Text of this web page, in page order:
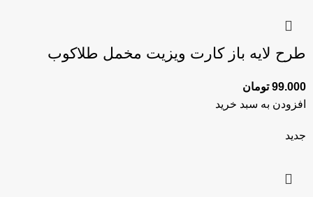
طرح لایه باز کارت ویزیت مخمل طلاکوب
99.000 تومان
افزودن به سبد خرید
جدید